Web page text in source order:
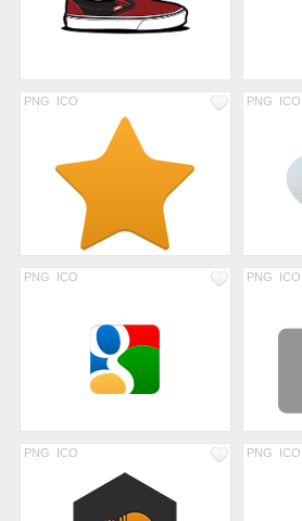
PNG ICO PNG ICO
PNG ICO PNG ICO
PNG ICO PNG ICO